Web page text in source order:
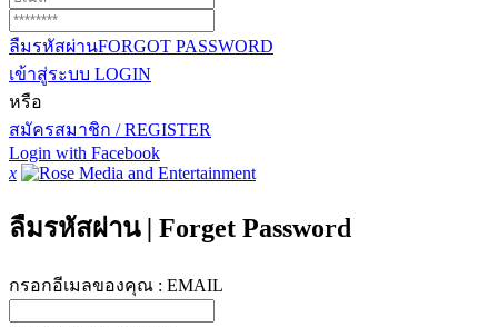
ลืมรหัสผ่านFORGOT PASSWORD
เข้าสู่ระบบ LOGIN
หรือ
สมัครสมาชิก / REGISTER
Login with Facebook
x
ลืมรหัสผ่าน | Forget Password
กรอกอีเมลของคุณ : EMAIL